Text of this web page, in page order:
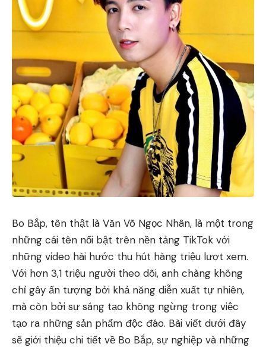
Bo Bắp, tên thật là Văn Võ Ngọc Nhân, là một trong
những cái tên nổi bật trên nền tảng TikTok với
những video hài hước thu hút hàng triệu lượt xem.
Với hơn 3,1 triệu người theo dõi, anh chàng không
chỉ gây ấn tượng bởi khả năng diễn xuất tự nhiên,
mà còn bởi sự sáng tạo không ngừng trong việc
tạo ra những sản phẩm độc đáo. Bài viết dưới đây
sẽ giới thiệu chi tiết về Bo Bắp, sự nghiệp và những